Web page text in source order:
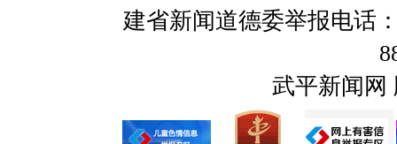
建省新闻道德委举报电话
武平新闻网